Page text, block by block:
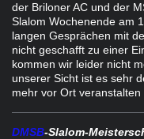
der Briloner AC und der
Slalom Wochenende am
langen Gesprächen mit
nicht geschafft zu einer
kommen wir leider nicht
unserer Sicht ist es sehr
mehr vor Ort
DMSB-Slalom-